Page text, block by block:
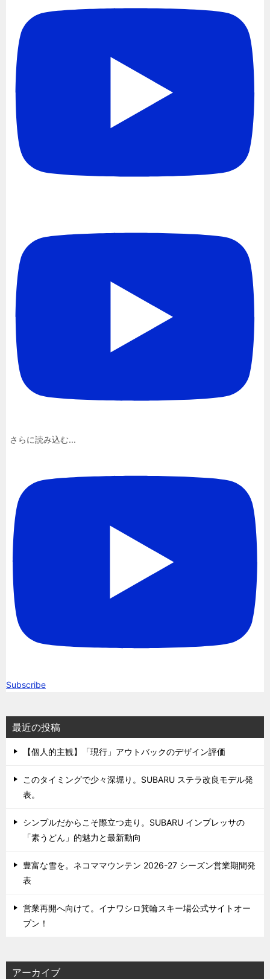
さらに読み込む...
Subscribe
最近の投稿
【個人的主観】「現行」アウトバックのデザイン評価
このタイミングで少々深堀り。SUBARU ステラ改良モデル発
表。
シンプルだからこそ際立つ走り。SUBARU インプレッサの
「素うどん」的魅力と最新動向
豊富な雪を。ネコママウンテン 2026-27 シーズン営業期間発
表
営業再開へ向けて。イナワシロ箕輪スキー場公式サイトオー
プン！
アーカイブ